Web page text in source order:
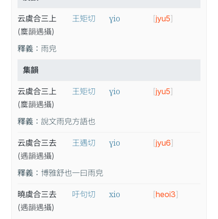
云虞合三上
(麌韻遇攝)
王矩切 ɣio [jyu5]
釋義： 雨皃
集韻
云虞合三上
(麌韻遇攝)
王矩切 ɣio [jyu5]
釋義： 說文雨皃方語也
云虞合三去
(遇韻遇攝)
王遇切 ɣio [jyu6]
釋義： 博雅舒也一曰雨皃
曉虞合三去
(遇韻遇攝)
吁句切 xio [heoi3]